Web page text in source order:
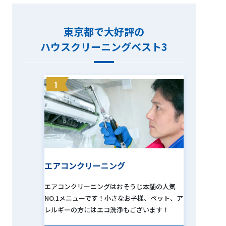
東京都で大好評の
ハウスクリーニングベスト3
1
エアコンクリーニング
エアコンクリーニングはおそうじ本舗の人気
NO.1メニューです！小さなお子様、ペット、ア
レルギーの方にはエコ洗浄もございます！